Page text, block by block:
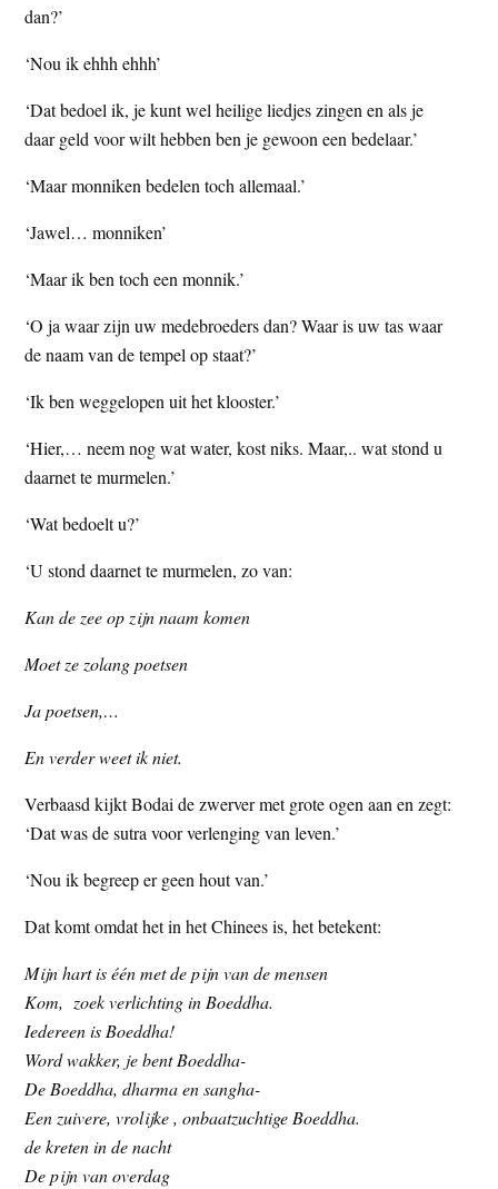
dan?’
‘Nou ik ehhh ehhh’
‘Dat bedoel ik, je kunt wel heilige liedjes zingen en als je
daar geld voor wilt hebben ben je gewoon een bedelaar.’
‘Maar monniken bedelen toch allemaal.’
‘Jawel… monniken’
‘Maar ik ben toch een monnik.’
‘O ja waar zijn uw medebroeders dan? Waar is uw tas waar
de naam van de tempel op staat?’
‘Ik ben weggelopen uit het klooster.’
‘Hier,… neem nog wat water, kost niks. Maar,.. wat stond u
daarnet te murmelen.’
‘Wat bedoelt u?’
‘U stond daarnet te murmelen, zo van:
Kan de zee op zijn naam komen
Moet ze zolang poetsen
Ja poetsen,…
En verder weet ik niet.
Verbaasd kijkt Bodai de zwerver met grote ogen aan en zegt:
‘Dat was de sutra voor verlenging van leven.’
‘Nou ik begreep er geen hout van.’
Dat komt omdat het in het Chinees is, het betekent:
Mijn hart is één met de pijn van de mensen
Kom, zoek verlichting in Boeddha.
Iedereen is Boeddha!
Word wakker, je bent Boeddha-
De Boeddha, dharma en sangha-
Een zuivere, vrolijke , onbaatzuchtige Boeddha.
de kreten in de nacht
De pijn van overdag